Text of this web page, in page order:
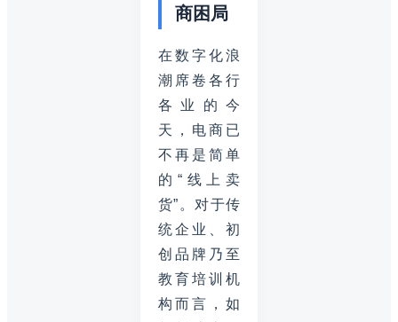
商困局
在数字化浪
潮席卷各行
各业的今
天，电商已
不再是简单
的“线上卖
货”。对于传
统企业、初
创品牌乃至
教育培训机
构而言，如